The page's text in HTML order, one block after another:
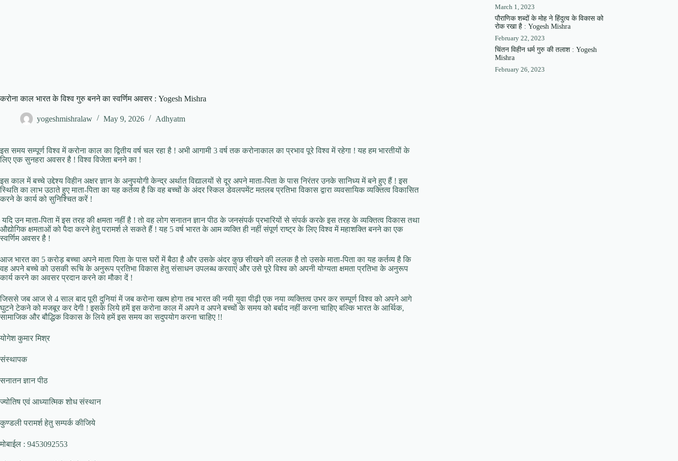
करोना काल भारत के विश्व गुरु बनने का स्वर्णिम अवसर : Yogesh Mishra
yogeshmishralaw May 9, 2026 Adhyatm
इस समय सम्पूर्ण विश्व में करोना काल का द्वितीय वर्ष चल रहा है ! अभी आगामी 3 वर्ष तक करोनाकाल का प्रभाव पूरे विश्व में रहेगा ! यह हम भारतीयों के
लिए एक सुनहरा अवसर है ! विश्व विजेता बनने का !
इस काल में बच्चे उद्देश्य विहीन अक्षर ज्ञान के अनुपयोगी केन्द्र अर्थात विद्यालयों से दूर अपने माता-पिता के पास निरंतर उनके सानिध्य में बने हुए हैं ! इस
स्थिति का लाभ उठाते हुए माता-पिता का यह कर्तव्य है कि वह बच्चों के अंदर स्किल डेवलपमेंट मतलब प्रतिभा विकास द्वारा व्यवसायिक व्यक्तित्व विकासित
करने के कार्य को सुनिश्चित करें !
यदि उन माता-पिता में इस तरह की क्षमता नहीं है ! तो वह लोग सनातन ज्ञान पीठ के जनसंपर्क प्रभारियों से संपर्क करके इस तरह के व्यक्तित्व विकास तथा
औद्योगिक क्षमताओं को पैदा करने हेतु परामर्श ले सकते हैं ! यह 5 वर्ष भारत के आम व्यक्ति ही नहीं संपूर्ण राष्ट्र के लिए विश्व में महाशक्ति बनने का एक
स्वर्णिम अवसर है !
आज भारत का 5 करोड़ बच्चा अपने माता पिता के पास घरों में बैठा है और उसके अंदर कुछ सीखने की ललक है तो उसके माता-पिता का यह कर्तव्य है कि
वह अपने बच्चे को उसकी रूचि के अनुरूप प्रतिभा विकास हेतु संसाधन उपलब्ध करवाएं और उसे पूरे विश्व को अपनी योग्यता क्षमता प्रतिभा के अनुरूप
कार्य करने का अवसर प्रदान करने का मौका दें !
जिससे जब आज से 4 साल बाद पूरी दुनियां में जब करोना खत्म होगा तब भारत की नयी युवा पीढ़ी एक नया व्यक्तित्व उभर कर सम्पूर्ण विश्व को अपने आगे
घुटने टेकने को मजबूर कर देगी ! इसके लिये हमें इस करोना काल में अपने व अपने बच्चों के समय को बर्बाद नहीं करना चाहिए बल्कि भारत के आर्थिक,
सामाजिक और बौद्धिक विकास के लिये हमें इस समय का सदुपयोग करना चाहिए !!
योगेश कुमार मिश्र
संस्थापक
सनातन ज्ञान पीठ
ज्योतिष एवं आध्यात्मिक शोध संस्थान
कुण्डली परामर्श हेतु सम्पर्क कीजिये
मोबाईल : 9453092553
March 1, 2023
पौराणिक शब्दों के मोह ने हिंदुत्व के विकास को
रोक रखा है : Yogesh Mishra
February 22, 2023
चिंतन विहीन धर्म गुरु की तलाश : Yogesh
Mishra
February 26, 2023